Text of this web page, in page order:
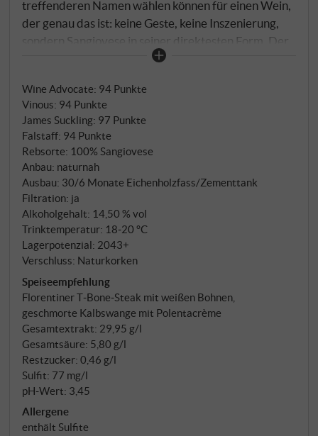
treffenderen Namen wählen können für einen Wein,
der genau das ist: keine Geste, keine Inszenierung,
sondern Sangiovese in seiner direktesten Form. Der
Prètto ist ein Gemeinschaftswerk – entstanden aus
drei Jahrzehnten Erfahrung und einer jungen
Generation, die Montalcino mit neuen Augen sieht.
Bianca Ferrini, Jahrgang 1990, hat dem Projekt
Giodo mit diesem Wein eine ganz besondere Stimme
gegeben. Vier Hektar Sangiovese in Sant'Angelo in
Colle, Südwest-Montalcino, auf 360 Metern in
südöstlicher Exposition. Mittelschwerer,
skelettreicher Boden, 6.600 Pflanzen pro Hektar –
eine Dichte, die Stress erzeugt und Konzentration
erzwingt. Handlese, 20 Tage Maischekontakt in Stahl
Dann rund 30 Monate Ausbau in Holzfässern von
500, 700 und 2.500 Litern – mittelgroße bis große
Gebinde, die dem Wein Struktur geben ohne
Holzprägung. Anschließend sechs Monate in
Zement, weitere 12 Monate Flasche. 12.000
Flaschen wurden produziert.
Wine Advocate: 94 Punkte
Vinous: 94 Punkte
James Suckling: 97 Punkte
Falstaff: 94 Punkte
Rebsorte: 100% Sangiovese
Anbau: naturnah
Ausbau: 30/6 Monate Eichenholzfass/Zementtank
Filtration: ja
Alkoholgehalt: 14,50 % vol
Trinktemperatur: 18‑20 °C
Lagerpotenzial: 2043+
Verschluss: Naturkorken
Speiseempfehlung
Florentiner T‑Bone‑Steak mit weißen Bohnen,
geschmorte Kalbswange mit Polentacrème
Gesamtextrakt: 29,95 g/l
Gesamtsäure: 5,80 g/l
Restzucker: 0,46 g/l
Sulfit: 77 mg/l
pH-Wert: 3,45
Allergene
enthält Sulfite